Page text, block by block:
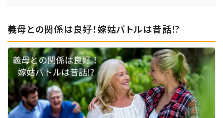
義母との関係は良好！嫁姑バトルは昔話!?